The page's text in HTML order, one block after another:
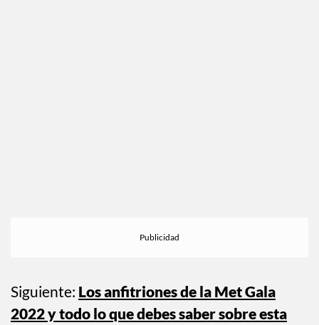
Siguiente: Los anfitriones de la Met Gala
2022 y todo lo que debes saber sobre esta